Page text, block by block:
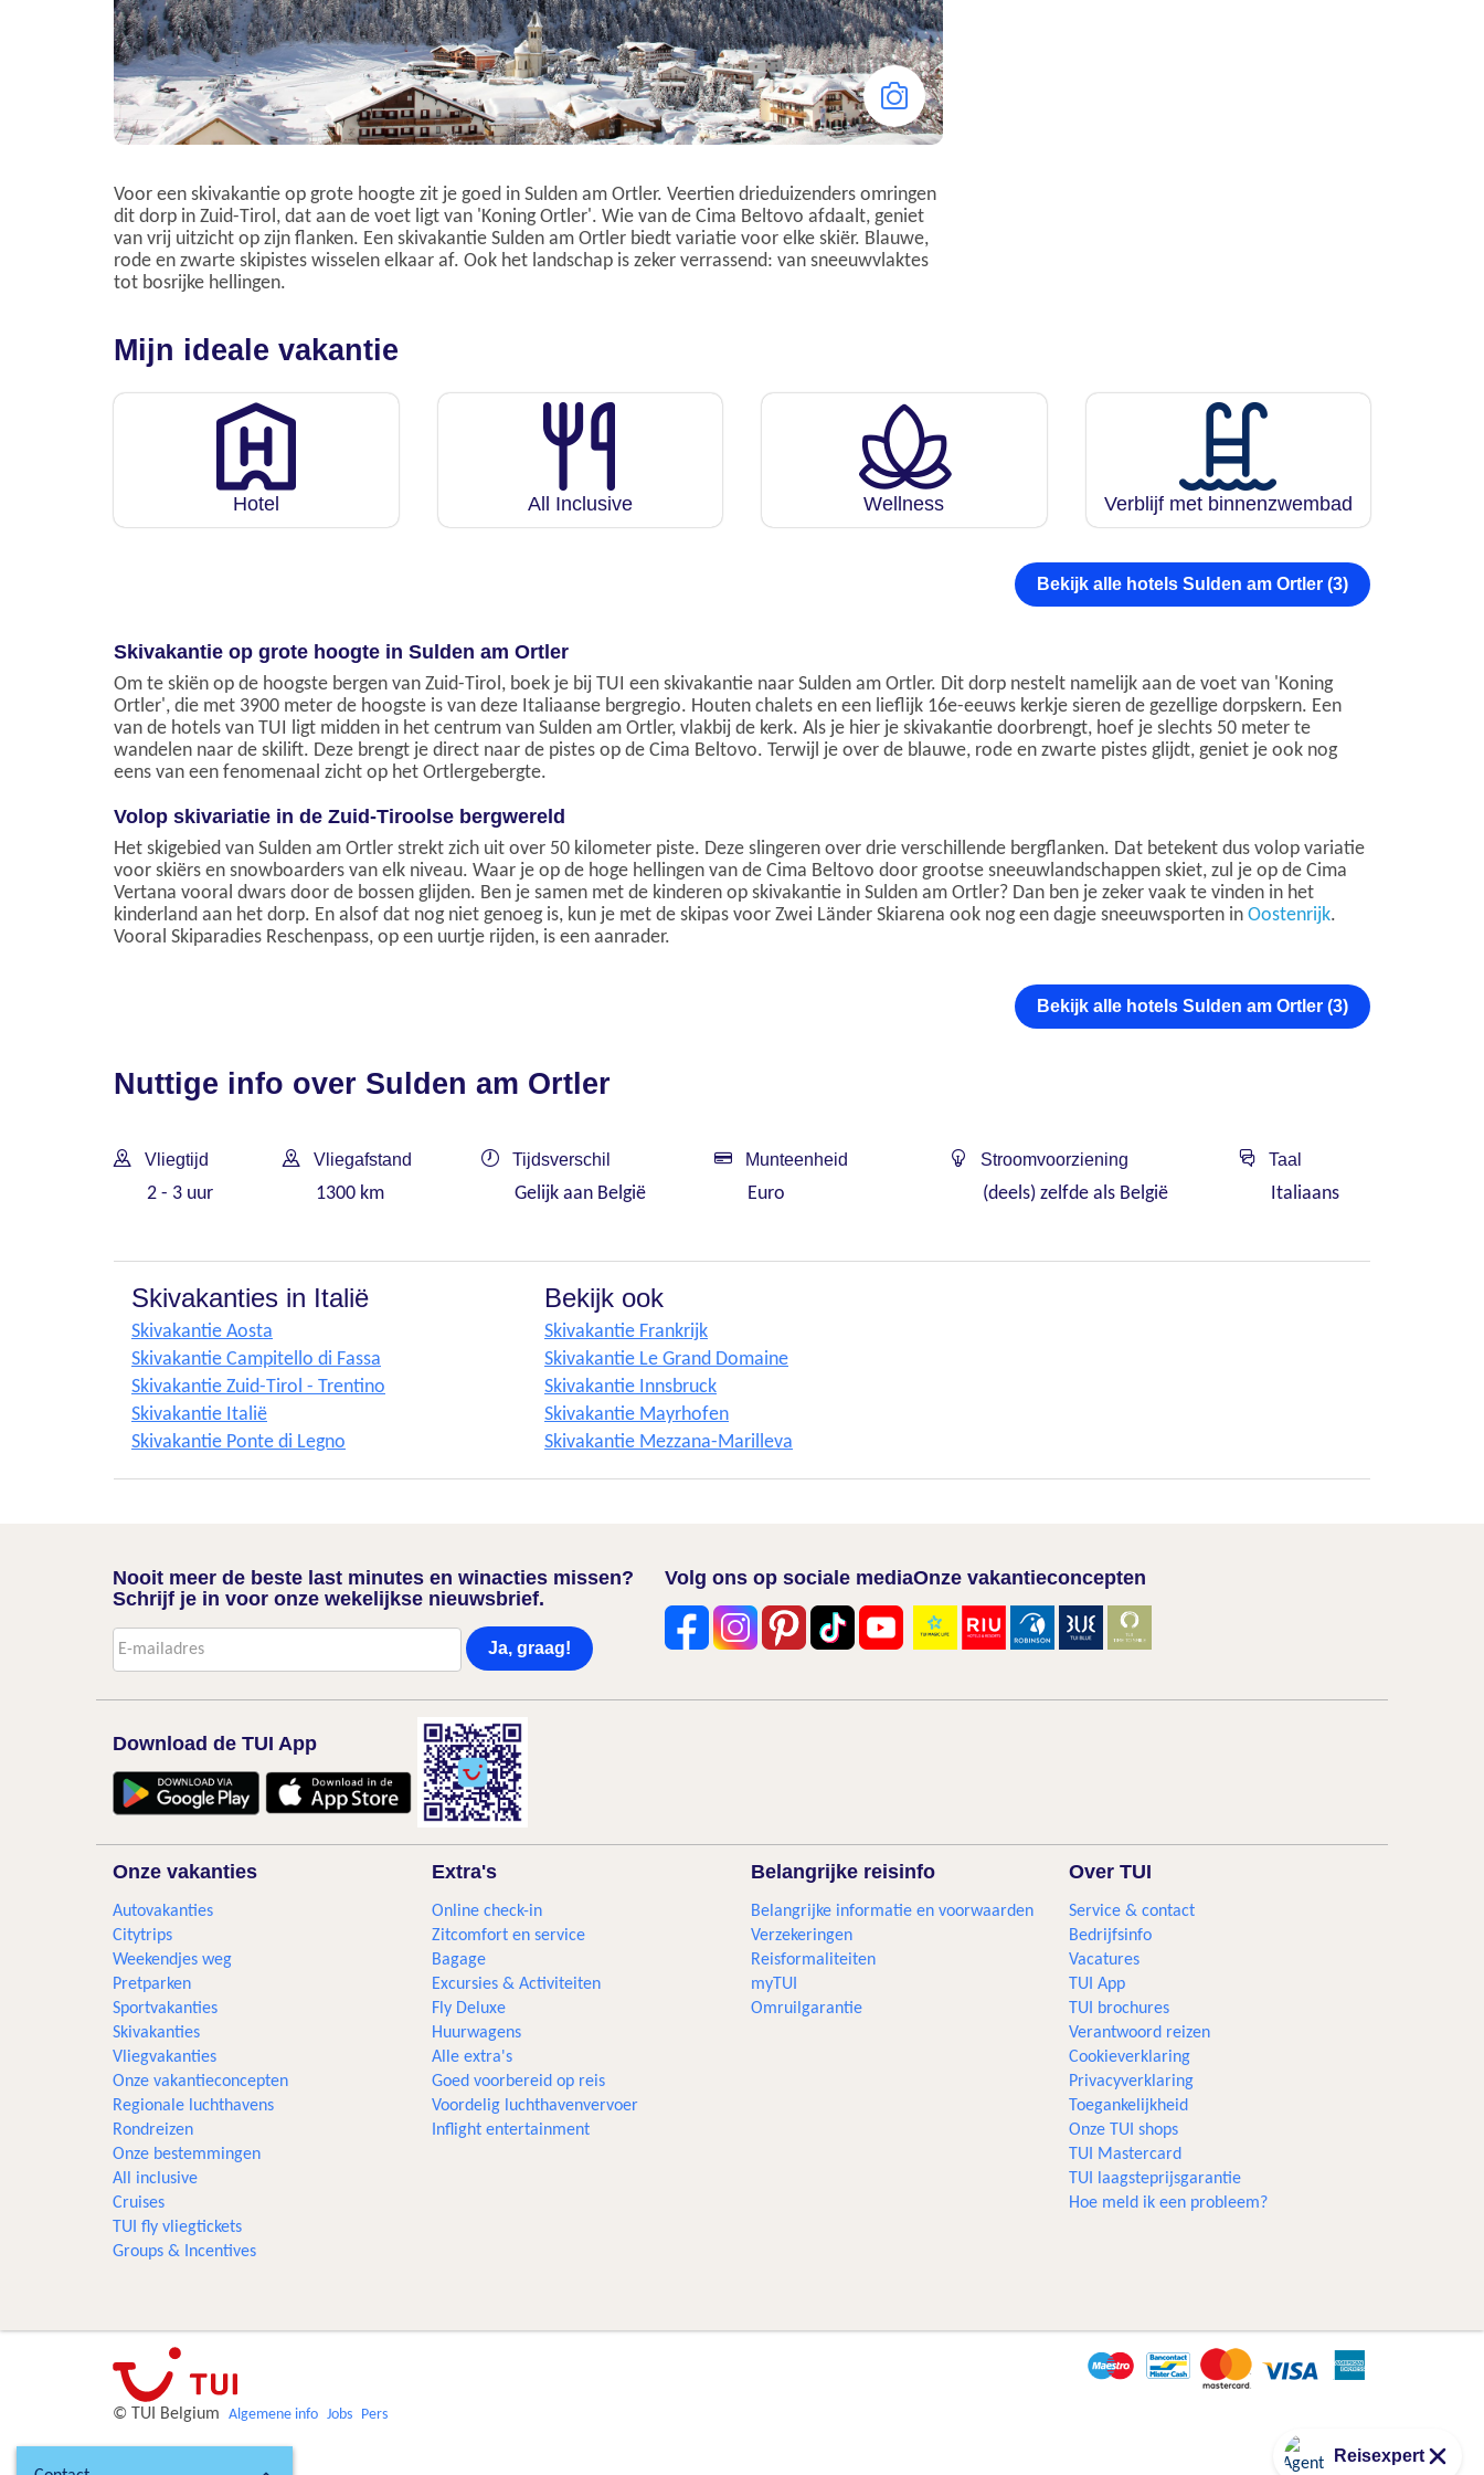
Voor een skivakantie op grote hoogte zit je goed in Sulden am Ortler. Veertien drieduizenders omringen
dit dorp in Zuid-Tirol, dat aan de voet ligt van 'Koning Ortler'. Wie van de Cima Beltovo afdaalt, geniet
van vrij uitzicht op zijn flanken. Een skivakantie Sulden am Ortler biedt variatie voor elke skiër. Blauwe,
rode en zwarte skipistes wisselen elkaar af. Ook het landschap is zeker verrassend: van sneeuwvlaktes
tot bosrijke hellingen.
Mijn ideale vakantie
Hotel All Inclusive Wellness Verblijf met binnenzwembad
Bekijk alle hotels Sulden am Ortler (3)
Skivakantie op grote hoogte in Sulden am Ortler
Om te skiën op de hoogste bergen van Zuid-Tirol, boek je bij TUI een skivakantie naar Sulden am Ortler. Dit dorp nestelt namelijk aan de voet van 'Koning
Ortler', die met 3900 meter de hoogste is van deze Italiaanse bergregio. Houten chalets en een lieflijk 16e-eeuws kerkje sieren de gezellige dorpskern. Een
van de hotels van TUI ligt midden in het centrum van Sulden am Ortler, vlakbij de kerk. Als je hier je skivakantie doorbrengt, hoef je slechts 50 meter te
wandelen naar de skilift. Deze brengt je direct naar de pistes op de Cima Beltovo. Terwijl je over de blauwe, rode en zwarte pistes glijdt, geniet je ook nog
eens van een fenomenaal zicht op het Ortlergebergte.
Volop skivariatie in de Zuid-Tiroolse bergwereld
Het skigebied van Sulden am Ortler strekt zich uit over 50 kilometer piste. Deze slingeren over drie verschillende bergflanken. Dat betekent dus volop variatie
voor skiërs en snowboarders van elk niveau. Waar je op de hoge hellingen van de Cima Beltovo door grootse sneeuwlandschappen skiet, zul je op de Cima
Vertana vooral dwars door de bossen glijden. Ben je samen met de kinderen op skivakantie in Sulden am Ortler? Dan ben je zeker vaak te vinden in het
kinderland aan het dorp. En alsof dat nog niet genoeg is, kun je met de skipas voor Zwei Länder Skiarena ook nog een dagje sneeuwsporten in Oostenrijk.
Vooral Skiparadies Reschenpass, op een uurtje rijden, is een aanrader.
Bekijk alle hotels Sulden am Ortler (3)
Nuttige info over Sulden am Ortler
Vliegtijd
2 - 3 uur
Vliegafstand
1300 km
Tijdsverschil
Gelijk aan België
Munteenheid
Euro
Stroomvoorziening
(deels) zelfde als België
Taal
Italiaans
Skivakanties in Italië
Skivakantie Aosta
Skivakantie Campitello di Fassa
Skivakantie Zuid-Tirol - Trentino
Skivakantie Italië
Skivakantie Ponte di Legno
Bekijk ook
Skivakantie Frankrijk
Skivakantie Le Grand Domaine
Skivakantie Innsbruck
Skivakantie Mayrhofen
Skivakantie Mezzana-Marilleva
Nooit meer de beste last minutes en winacties missen?
Schrijf je in voor onze wekelijkse nieuwsbrief.
Ja, graag!
Volg ons op sociale mediaOnze vakantieconcepten
Download de TUI App
Onze vakanties
Autovakanties
Citytrips
Weekendjes weg
Pretparken
Sportvakanties
Skivakanties
Vliegvakanties
Onze vakantieconcepten
Regionale luchthavens
Rondreizen
Onze bestemmingen
All inclusive
Cruises
TUI fly vliegtickets
Groups & Incentives
Extra's
Online check-in
Zitcomfort en service
Bagage
Excursies & Activiteiten
Fly Deluxe
Huurwagens
Alle extra's
Goed voorbereid op reis
Voordelig luchthavenvervoer
Inflight entertainment
Belangrijke reisinfo
Belangrijke informatie en voorwaarden
Verzekeringen
Reisformaliteiten
myTUI
Omruilgarantie
Over TUI
Service & contact
Bedrijfsinfo
Vacatures
TUI App
TUI brochures
Verantwoord reizen
Cookieverklaring
Privacyverklaring
Toegankelijkheid
Onze TUI shops
TUI Mastercard
TUI laagsteprijsgarantie
Hoe meld ik een probleem?
© TUI Belgium Algemene info Jobs Pers
Reisexpert